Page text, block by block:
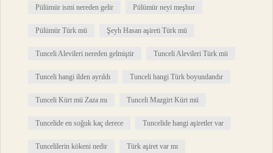
Pülümür ismi nereden gelir Pülümür neyi meşhur
Pülümür Türk mü Şeyh Hasan aşireti Türk mü
Tunceli Alevileri nereden gelmiştir Tunceli Alevileri Türk mü
Tunceli hangi ilden ayrıldı Tunceli hangi Türk boyundandır
Tunceli Kürt mü Zaza mı Tunceli Mazgirt Kürt mü
Tuncelide en soğuk kaç derece Tuncelide hangi aşiretler var
Tuncelilerin kökeni nedir Türk aşiret var mı